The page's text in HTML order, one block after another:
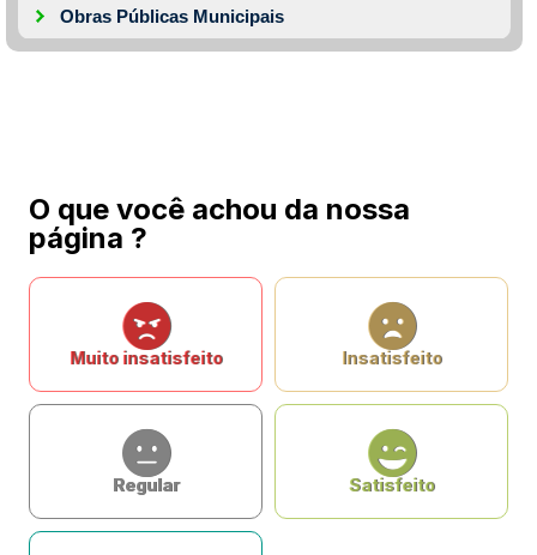
Obras Públicas Municipais
O que você achou da nossa
página ?
Muito insatisfeito Insatisfeito
Regular Satisfeito